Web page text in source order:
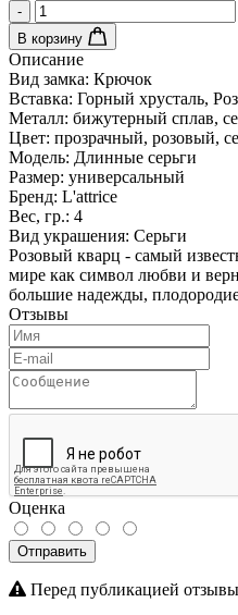
-
В корзину
Описание
Вид замка: Крючок
Вставка: Горный хрусталь,
Металл: бижутерный сплав,
Цвет: прозрачный, розовый,
Модель: Длинные серьги
Размер: универсальный
Бренд: L'attrice
Вес, гр.: 4
Вид украшения: Серьги
Розовый кварц - самый
мире как символ любви и
большие надежды,
Отзывы
Оценка
Отправить
Перед публикацией